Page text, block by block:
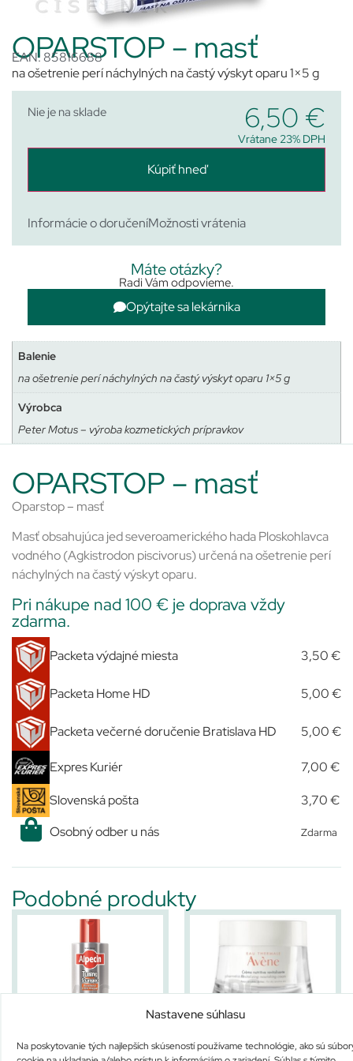
Nastavene súhlasu
Na poskytovanie tých najlepších skúseností používame technológie, ako sú
OPARSTOP – masť
EAN: 85816688
na ošetrenie perí náchylných na častý výskyt oparu 1×5 g
Nie je na sklade 6,50 €
Vrátane 23% DPH
Kúpiť hneď
Informácie o doručeníMožnosti vrátenia
Máte otázky?
Radi Vám odpovieme.
Opýtajte sa lekárnika
Balenie
na ošetrenie perí náchylných na častý výskyt oparu 1×5 g
Výrobca
Peter Motus – výroba kozmetických prípravkov
OPARSTOP – masť
Oparstop – masť
Masť obsahujúca jed severoamerického hada Ploskohlavca
vodného (Agkistrodon piscivorus) určená na ošetrenie perí
náchylných na častý výskyt oparu.
Pri nákupe nad 100 € je doprava vždy
zdarma.
Packeta výdajné miesta 3,50 €
Packeta Home HD 5,00 €
Packeta večerné doručenie Bratislava HD 5,00 €
Expres Kuriér 7,00 €
Slovenská pošta
3,70 €
Osobný odber u nás
Zdarma
Podobné produkty
Nie je na sklade
AVENE CREME NUTRITIVE
Nie je na sklade